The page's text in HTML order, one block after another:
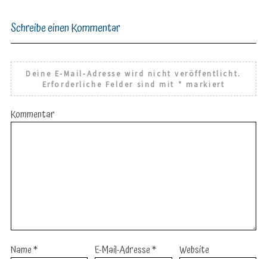
Schreibe einen Kommentar
Deine E-Mail-Adresse wird nicht veröffentlicht.
Erforderliche Felder sind mit * markiert
Kommentar
Name* E-Mail-Adresse* Website